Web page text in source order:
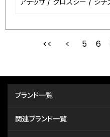
アテッサ / クロスシー / シチ
最
5 6
ブランド一覧
関連ブランド一覧